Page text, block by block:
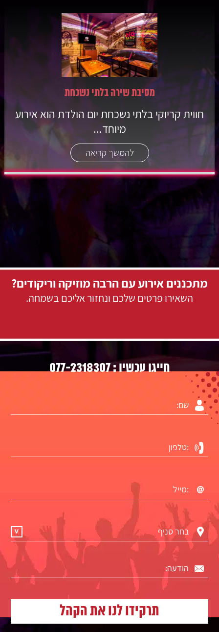
מסיבת שירה בלתי נשכחת
חווית קריוקי בלתי נשכחת יום הולדת הוא אירוע
מיוחד...
להמשך קריאה
מתכננים אירוע עם הרבה מוזיקה וריקודים?
השאירו פרטים שלכם ונחזור אליכם בשמחה.
חייגו עכשיו :077-2318307